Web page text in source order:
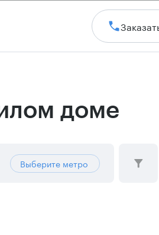
доме
Выберите метро